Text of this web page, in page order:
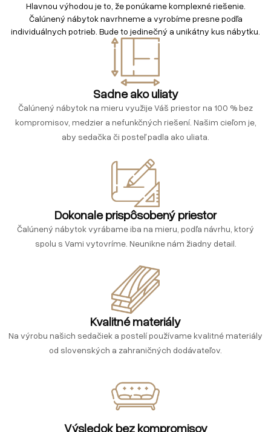
Hlavnou výhodou je to, že ponúkame komplexné riešenie.
Čalúnený nábytok navrhneme a vyrobíme presne podľa
individuálnych potrieb. Bude to jedinečný a unikátny kus nábytku.
Sadne ako uliaty
Čalúnený nábytok na mieru využije Váš priestor na 100 % bez
kompromisov, medzier a nefunkčných riešení. Našim cieľom je,
aby sedačka či posteľ padla ako uliata.
Dokonale prispôsobený priestor
Čalúnený nábytok vyrábame iba na mieru, podľa návrhu, ktorý
spolu s Vami vytovríme. Neunikne nám žiadny detail.
Kvalitné materiály
Na výrobu našich sedačiek a postelí používame kvalitné materiály
od slovenských a zahraničných dodávateľov.
Výsledok bez kompromisov